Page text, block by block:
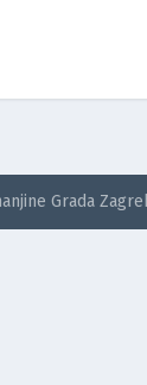
Grada